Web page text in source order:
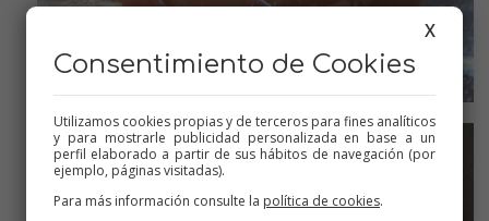
Una vez fundido el chocolate
X
Consentimiento de Cookies
Utilizamos cookies propias y de terceros para fines analíticos
y para mostrarle publicidad personalizada en base a un
perfil elaborado a partir de sus hábitos de navegación (por
ejemplo, páginas visitadas).
Para más información consulte la política de cookies.